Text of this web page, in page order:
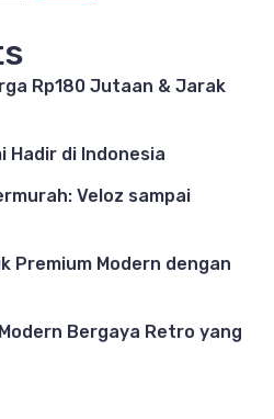
Rp180 Jutaan & Jarak
Hadir di Indonesia
Veloz sampai
Premium Modern dengan
Bergaya Retro yang